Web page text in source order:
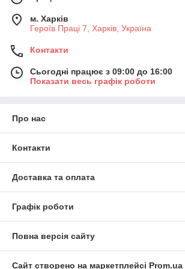
м. Харків
Героїв Праці 7, Харків, Україна
Контакти
Сьогодні працює з 09:00 до 16:00
Показати весь графік роботи
Про нас
Контакти
Доставка та оплата
Графік роботи
Повна версія сайту
Сайт створено на маркетплейсі Prom.ua